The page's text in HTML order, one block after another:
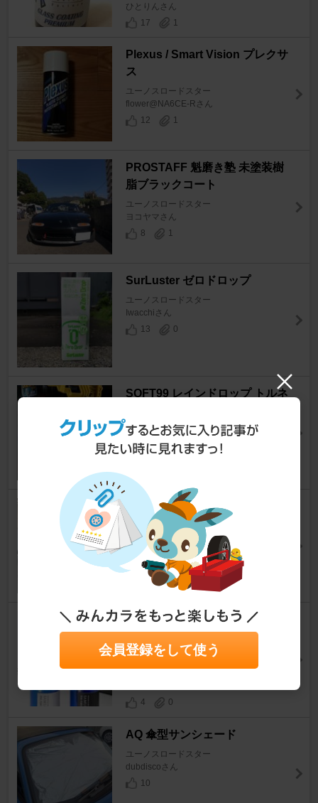
ひとりんさん
17
1
Plexus / Smart Vision プレクサ
ス
ユーノスロードスター
flower@NA6CE-Rさん
12
1
PROSTAFF 魁磨き塾 未塗装樹
脂ブラックコート
ユーノスロードスター
ヨコヤマさん
8
1
SurLuster ゼロドロップ
ユーノスロードスター
Iwacchiさん
13
0
SOFT99 レインドロップ トルネ
ユーノスロードスター
青い月さん
KeePer技研 クリスタルキーパ
ー
ユーノスロードスター
vanchangさん
19
0
SAMURAI 疎水 ホイールコー
ティング ハード&ソフト2箱セ
ット
4
0
AQ 傘型サンシェード
ユーノスロードスター
dubdiscoさん
10
会員登録をして使う